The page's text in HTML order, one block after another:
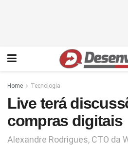
Home Tecnologia
Live terá
compras digitais
Alexandre Rodrigues, CTO da